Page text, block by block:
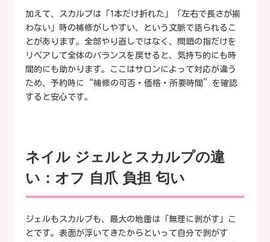
加えて、スカルプは「1本だけ折れた」「左右で長さが揃
わない」時の補修がしやすい、という文脈で語られるこ
とがあります。全部やり直しではなく、問題の指だけを
リペアして全体のバランスを戻せると、気持ち的にも時
間的にも助かります。ここはサロンによって対応が違う
ため、予約時に“補修の可否・価格・所要時間”を確認
すると安心です。
ネイル ジェルとスカルプの違
い：オフ 自爪 負担 匂い
ジェルもスカルプも、最大の地雷は「無理に剥がす」こ
とです。表面が浮いてきたからといって自分で剥がす